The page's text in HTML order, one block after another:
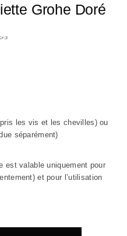
Grohe Doré
les vis et les chevilles) ou
séparément)
est valable uniquement pour
et pour l’utilisation